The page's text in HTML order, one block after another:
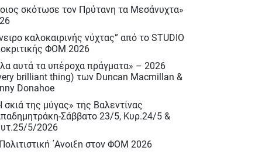
σκιά της μύγας» της Βαλεντίνας
Σάββατο 23/5, Κυρ.24/5 &
5/2026
΄Ανοιξη στον ΦΟΜ 2026
Άνοιξη 2026
Πασχαλίδης, Σάββατο 9 Μαίου 2026
στον Νίκο Περέλη 15/12/2025
του Κάρλο Κολόντι, Νοεμ. – Δεκ.
: «Αειθαλείς άριες» με την Δραματική
σκότωσε τον Πρύτανη τα Μεσάνυχτα»
καλοκαιρινής νύχτας” από το STUDIO
ΦΟΜ 2026
αυτά τα υπέροχα πράγματα» – 2026
brilliant thing) των Duncan Macmillan &
Donahoe
σκιά της μύγας» της Βαλεντίνας
Σάββατο 23/5, Κυρ.24/5 &
5/2026
΄Ανοιξη στον ΦΟΜ 2026